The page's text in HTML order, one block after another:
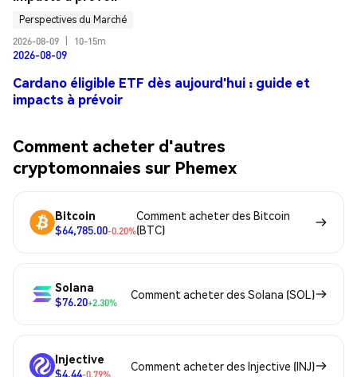
Perspectives du Marché
2026-08-09
10-15m
2026-08-09
Cardano éligible ETF dès aujourd'hui : guide et
impacts à prévoir
Comment acheter d'autres
cryptomonnaies sur Phemex
Bitcoin
$64,785.00-0.20%
Comment acheter des Bitcoin
(BTC)
Solana
$76.20+2.30%
Comment acheter des Solana (SOL)
Injective
$4.44-0.79%
Comment acheter des Injective (INJ)